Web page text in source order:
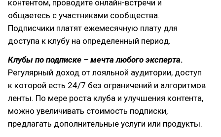
контентом, проводите онлайн-встречи и
общаетесь с участниками сообщества.
Подписчики платят ежемесячную плату для
доступа к клубу на определенный период.
Клубы по подписке – мечта любого эксперта.
Регулярный доход от лояльной аудитории, доступ
к которой есть 24/7 без ограничений и алгоритмов
ленты. По мере роста клуба и улучшения контента,
можно увеличивать стоимость подписки,
предлагать дополнительные услуги или продукты.